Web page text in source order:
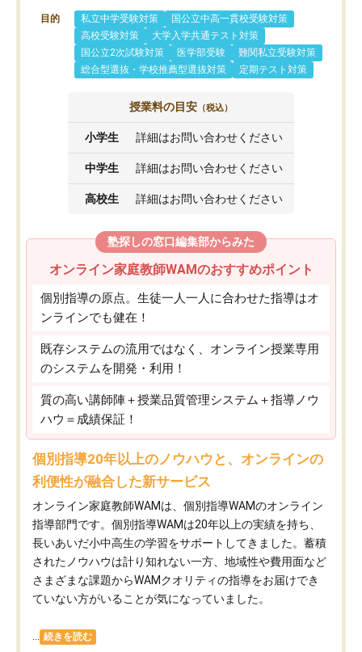
目的 私立中学受験対策
国公立中高一貫校受験対策
高校受験対策
大学入学共通テスト対策
国公立2次試験対策
医学部受験
難関私立受験対策
総合型選抜・学校推薦型選抜対策
定期テスト対策
授業料の目安 （税込）
小学生 詳細はお問い合わせください
中学生 詳細はお問い合わせください
高校生 詳細はお問い合わせください
塾探しの窓口編集部からみた
オンライン家庭教師WAMのおすすめポイント
個別指導の原点。生徒一人一人に合わせた指導はオ
ンラインでも健在！
既存システムの流用ではなく、オンライン授業専用
のシステムを開発・利用！
質の高い講師陣＋授業品質管理システム＋指導ノウ
ハウ＝成績保証！
個別指導20年以上のノウハウと、オンラインの
利便性が融合した新サービス
オンライン家庭教師WAMは、個別指導WAMのオンライン
指導部門です。個別指導WAMは20年以上の実績を持ち、
長いあいだ小中高生の学習をサポートしてきました。蓄積
されたノウハウは計り知れない一方、地域性や費用面など
さまざまな課題からWAMクオリティの指導をお届けでき
ていない方がいることが気になっていました。
続きを読む